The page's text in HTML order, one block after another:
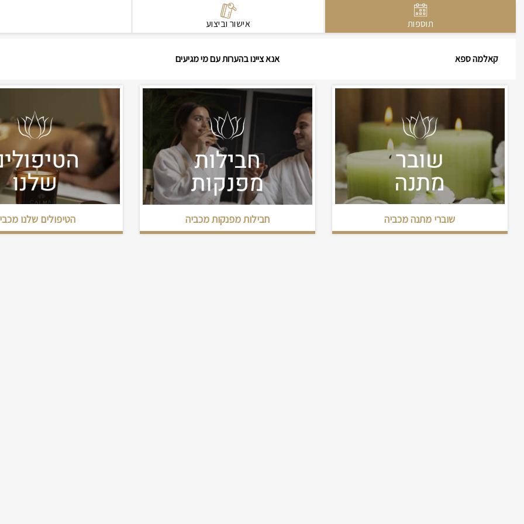
תוספות אישור וביצוע
קאלמה ספא אנא ציינו בהערות עם מי מגיעים
שוברי מתנה מכביה חבילות מפנקות מכביה הטיפולים שלנו